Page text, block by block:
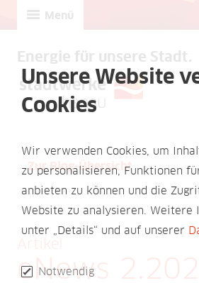
Unsere Website
Cookies
Wir verwenden Cookies, um
zu personalisieren, Funktionen
anbieten zu können und die
Website zu analysieren. Weitere
unter „Details“ und auf unserer
Notwendig
Menü
Energie für unsere Stadt.
Zur Blog-Übersicht
Artikel
eNews